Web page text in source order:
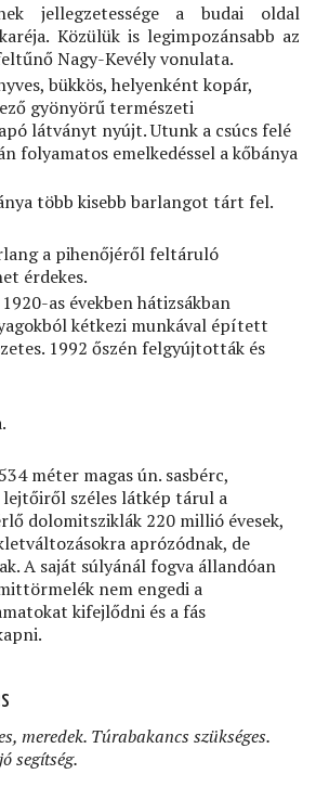
jellegzetessége a budai oldal
Közülük is legimpozánsabb az
Nagy-Kevély vonulata.
bükkös, helyenként kopár,
gyönyörű természeti
látványt nyújt. Utunk a csúcs felé
folyamatos emelkedéssel a kőbánya
több kisebb barlangot tárt fel.
a pihenőjéről feltáruló
érdekes.
as években hátizsákban
kétkezi munkával épített
1992 őszén felgyújtották és
méter magas ún. sasbérc,
széles látkép tárul a
dolomitsziklák 220 millió évesek,
aprózódnak, de
A saját súlyánál fogva állandóan
nem engedi a
kifejlődni és a fás
meredek. Túrabakancs szükséges.
segítség.